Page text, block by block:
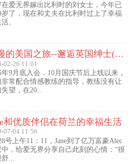
在爱无界嫁出比利时的刘女士，今年已
岁了，现在和丈夫在比利时过上了幸福
。
浪漫的美国之旅--邂逅英国绅士(文姐与Kent的见面动态）
02-26 11:01
年9月底入会，10月国庆节后上线以来，
非常配合情感教练的指导，教练没有让
望，在20...
和优质伴侣在荷兰的幸福生活
07-04 11:56
号上午11：11，Jane到了亿万富豪Alec
中，给爱无界分享自己此刻的心情：“很
...